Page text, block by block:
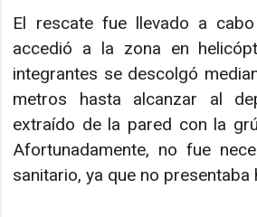
El rescate fue llevado a
accedió a la zona en
integrantes se descolgó
metros hasta alcanzar al
extraído de la pared con la
Afortunadamente, no fue
sanitario, ya que no presentaba